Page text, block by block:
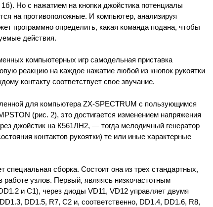
Но с нажатием на кнопки джойстика потенциалы
на противоположные. И компьютер, анализируя
программно определить, какая команда подана, чтобы
действия.
компьютерных игр самодельная приставка
реакцию на каждое нажатие любой из кнопок рукоятки
контакту соответствует свое звучание.
для компьютера ZX-SPECTRUM с пользующимся
(рис. 2), это достигается изменением напряжения
джойстик на К561ЛН2, — тогда мелодичный генератор
контактов рукоятки) те или иные характерные
специальная сборка. Состоит она из трех стандартных,
узлов. Первый, являясь низкочастотным
и С1), через диоды VD11, VD12 управляет двумя
DD1.5, R7, С2 и, соответственно, DD1.4, DD1.6, R8,